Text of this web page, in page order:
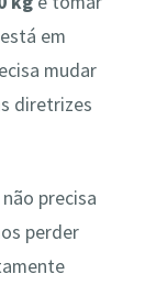
em
mudar
diretrizes
precisa
perder